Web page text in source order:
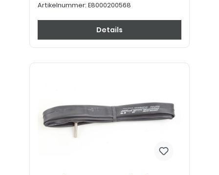
Artikelnummer: E8000200568
Details